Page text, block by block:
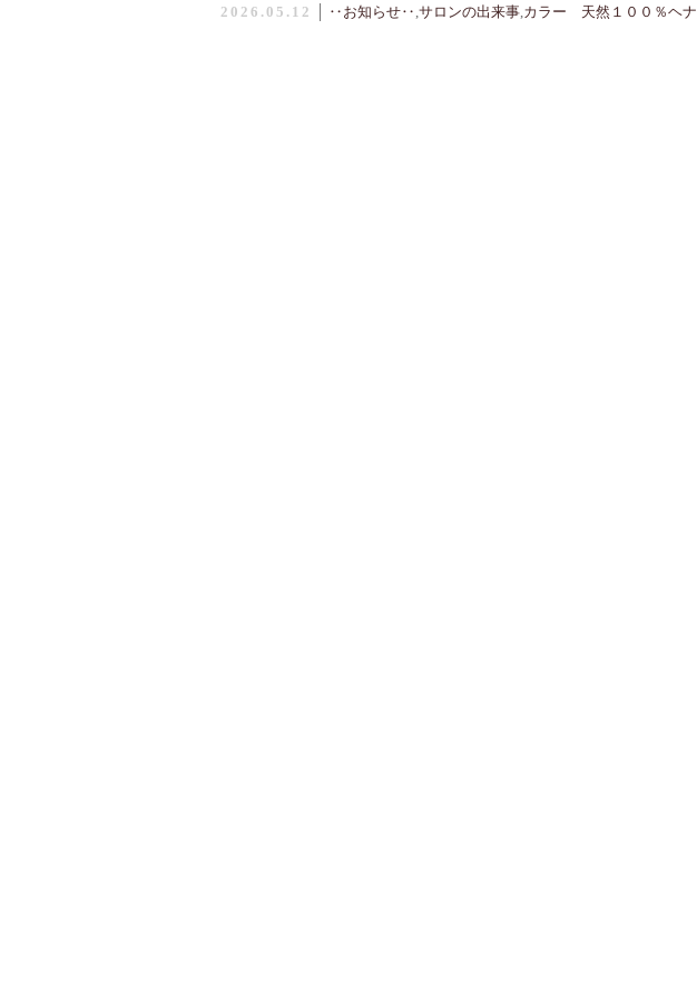
2026.05.12 ‥お知らせ‥ ,サロンの出来事,カラー 天然１００％ヘナ